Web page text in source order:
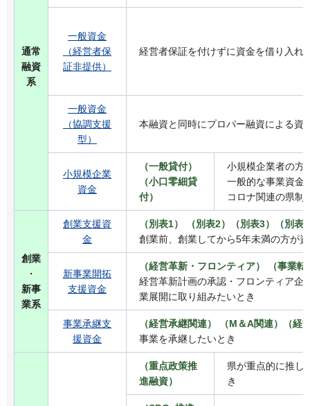
通常
融資
系
一般資金
（経営者保
証非提供）
経営者保証を付けずに資金を借り入れ
一般資金
（協調支援
型）
本融資と同時にプロパー融資による資
小規模企業
資金
（一般貸付）
（小口零細貸
付）
小規模企業者の方
一般的な事業資金
コロナ関連の県制
創業
·
新事
業系
創業支援資
金
（別表1） （別表2）（別表3）（別表
創業前、創業してから5年未満の方が
新事業開拓
支援資金
（経営革新・フロンティア） （事業
経営革新計画の承認・フロンティア企
業展開に取り組みたいとき
事業承継支
援資金
（経営承継関連） （M＆A関連）（経
事業を承継したいとき
（重点政策推
進融資）
県が重点的に推し
き